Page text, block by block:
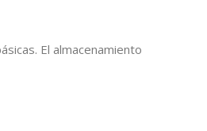
El almacenamiento